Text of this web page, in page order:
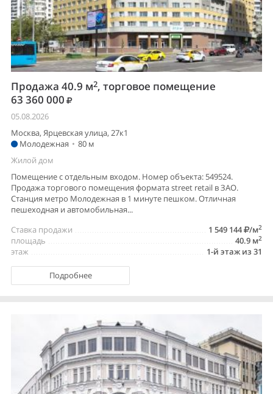
Продажа 40.9 м2, торговое помещение
63 360 000
05.08.2026
Москва, Ярцевская улица, 27к1
Молодежная • 80 м
Жилой дом
Помещение с отдельным входом. Номер объекта: 549524.
Продажа торгового помещения формата street retail в ЗАО.
Станция метро Молодежная в 1 минуте пешком. Отличная
пешеходная и автомобильная...
1 549 144
/м2
Ставка продажи
40.9 м2
площадь
1-й этаж из 31
этаж
Подробнее